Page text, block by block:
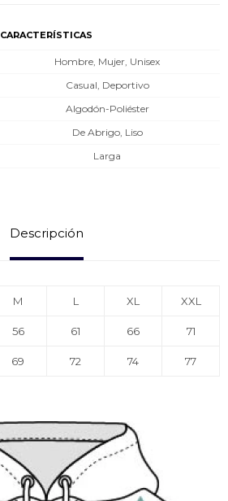
CARACTERÍSTICAS
Hombre, Mujer, Unisex
Casual, Deportivo
Algodón-Poliéster
De Abrigo, Liso
Larga
Descripción
M L XL XXL
56 61 66 71
69 72 74 77